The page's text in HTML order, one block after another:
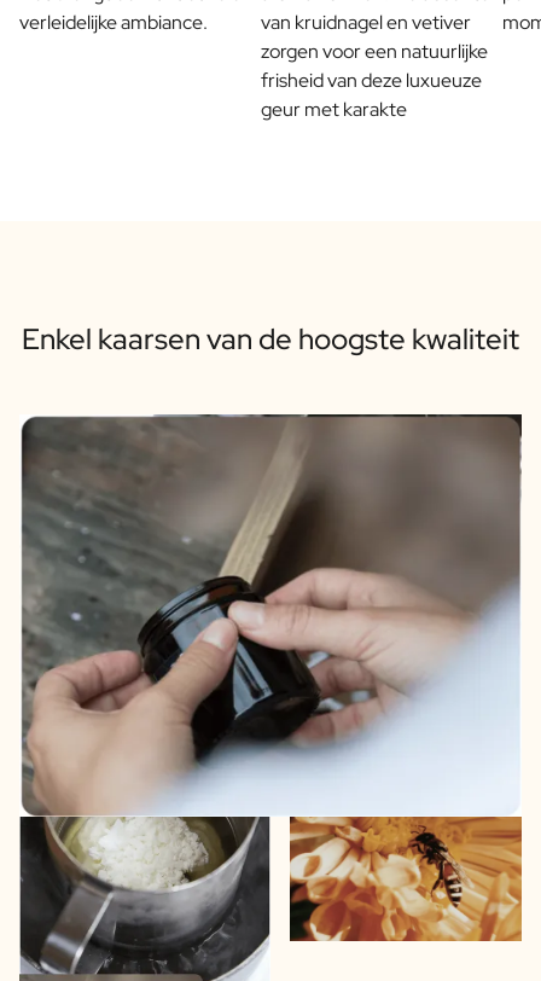
Contact
verleidelijke ambiance.
van kruidnagel en vetiver
zorgen voor een natuurlijke
frisheid van deze luxueuze
geur met karakte
Enkel kaarsen van de hoogste kwaliteit